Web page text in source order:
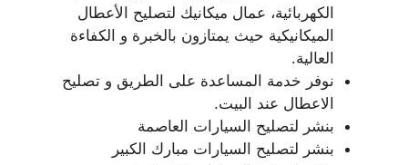
الكهربائية، عمال ميكانيك لتصليح الأعطال
الميكانيكية حيث يمتازون بالخبرة و الكفاءة
العالية.
نوفر خدمة المساعدة على الطريق و تصليح
الاعطال عند البيت.
بنشر لتصليح السيارات العاصمة
بنشر لتصليح السيارات مبارك الكبير